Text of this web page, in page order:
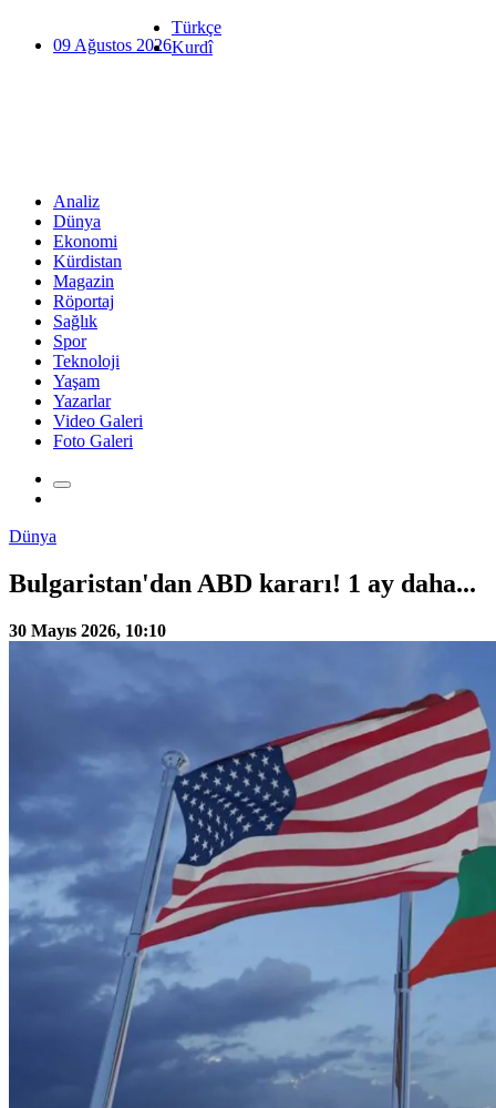
09 Ağustos 2026
Türkçe
Kurdî
Analiz
Dünya
Ekonomi
Kürdistan
Magazin
Röportaj
Sağlık
Spor
Teknoloji
Yaşam
Yazarlar
Video Galeri
Foto Galeri
Dünya
Bulgaristan'dan ABD kararı! 1 ay daha...
30 Mayıs 2026, 10:10